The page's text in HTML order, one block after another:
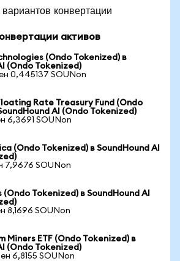
конвертации
активов
(Ondo Tokenized) в
(Ondo Tokenized)
0,445137 SOUNon
Rate Treasury Fund (Ondo
AI (Ondo Tokenized)
6,3691 SOUNon
(Ondo Tokenized) в SoundHound AI
7,9676 SOUNon
(Ondo Tokenized) в SoundHound AI
8,1696 SOUNon
Miners ETF (Ondo Tokenized) в
(Ondo Tokenized)
6,8155 SOUNon